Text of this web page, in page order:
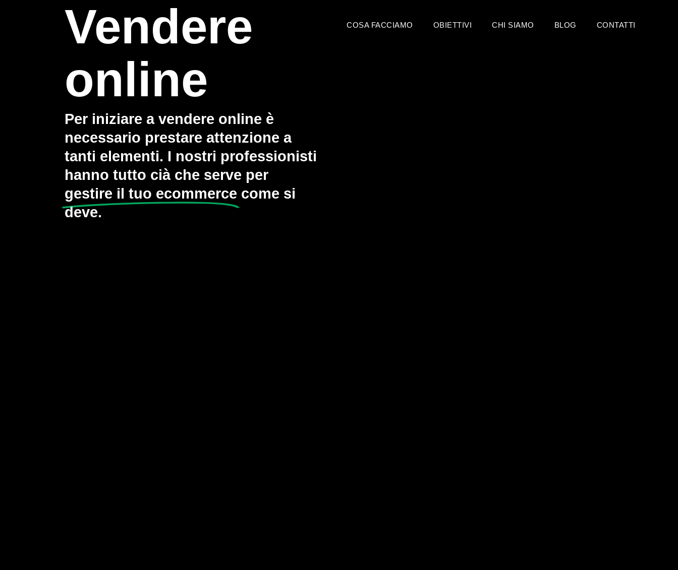
COSA FACCIAMO OBIETTIVI CHI SIAMO BLOG CONTATTI
Vendere
online
Per iniziare a vendere online è
necessario prestare attenzione a
tanti elementi. I nostri professionisti
hanno tutto cià che serve per
gestire il tuo ecommerce come si
deve.